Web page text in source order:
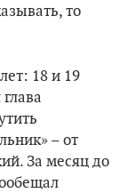
то
18 и 19
– от
За месяц до